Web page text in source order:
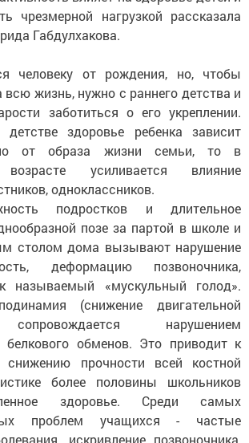
чрезмерной нагрузкой рассказала
Габдулхакова.
человеку от рождения, но, чтобы
всю жизнь, нужно с раннего детства и
заботиться о его укреплении.
здоровье ребенка зависит
от образа жизни семьи, то в
возрасте усиливается влияние
одноклассников.
подростков и длительное
позе за партой в школе и
столом дома вызывают нарушение
деформацию позвоночника,
называемый «мускульный голод».
(снижение двигательной
сопровождается нарушением
белкового обменов. Это приводит к
снижению прочности всей костной
более половины школьников
здоровье. Среди самых
проблем учащихся - частые
искривление позвоночника,